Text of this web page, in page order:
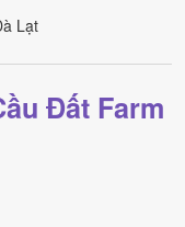
Lạt
Đất Farm